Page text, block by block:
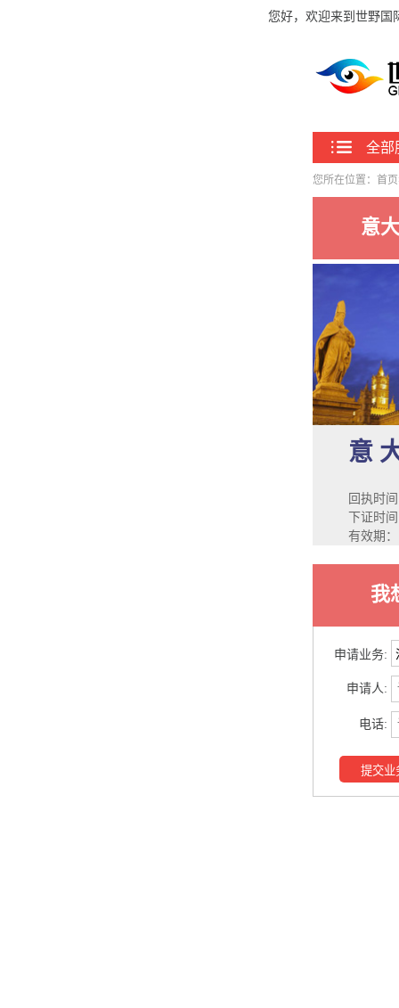
您好，欢迎来到世野国
全部
您所在位置： 首页
意
意
回执时
下证时
有效期
我
申请业务:
申请人:
电话:
提交业